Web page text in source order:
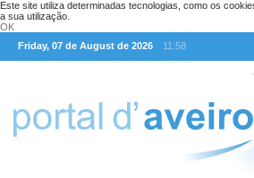
Este site utiliza determinadas tecnologias, como os
a sua utilização.
OK
Friday, 07 de August de 2026
11:58